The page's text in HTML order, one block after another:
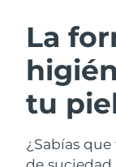
La
tu
¿Sabías
Limpieza
Austria
Baréin
Bélgica
Bermudas